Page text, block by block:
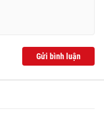
Gửi bình luận